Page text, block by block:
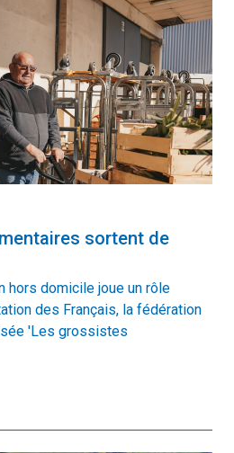
sortent de
hors domicile joue un rôle
des Français, la fédération
'Les grossistes